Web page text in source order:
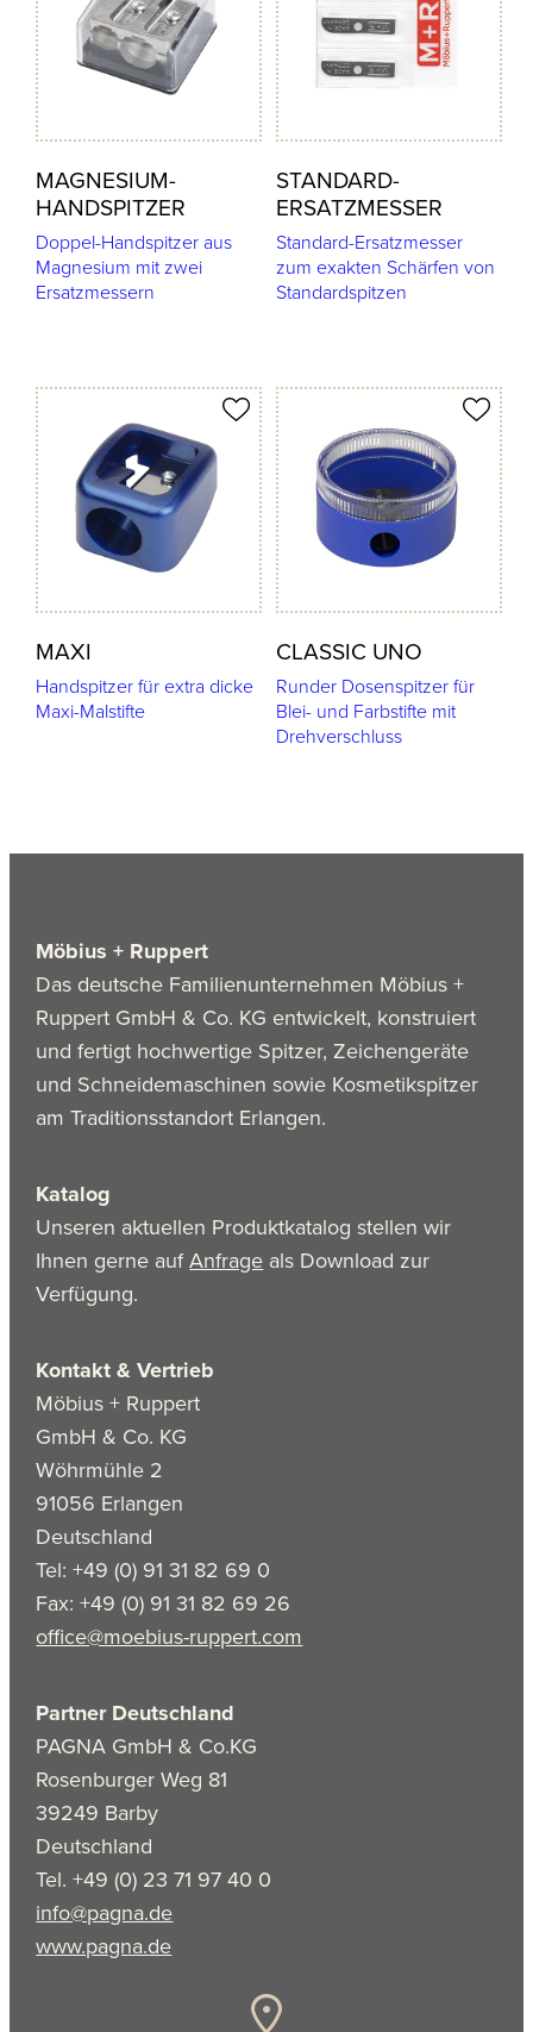
MAGNESIUM-
HANDSPITZER
Doppel-Handspitzer aus
Magnesium mit zwei
Ersatzmessern
STANDARD-
ERSATZMESSER
Standard-Ersatzmesser
zum exakten Schärfen von
Standardspitzen
MAXI
Handspitzer für extra dicke
Maxi-Malstifte
merken
CLASSIC UNO
Runder Dosenspitzer für
Blei- und Farbstifte mit
Drehverschluss
Produkt merken
Möbius + Ruppert
Das deutsche Familienunternehmen Möbius +
Ruppert GmbH & Co. KG entwickelt, konstruiert
und fertigt hochwertige Spitzer, Zeichengeräte
und Schneidemaschinen sowie Kosmetikspitzer
am Traditionsstandort Erlangen.
Katalog
Unseren aktuellen Produktkatalog stellen wir
Ihnen gerne aufAnfrage als Download zur
Verfügung.
Kontakt & Vertrieb
Möbius + Ruppert
GmbH & Co. KG
Wöhrmühle 2
91056 Erlangen
Deutschland
Tel: +49 (0) 91 31 82 69 0
Fax: +49 (0) 91 31 82 69 26
office@moebius-ruppert.com
Partner Deutschland
PAGNA GmbH & Co.KG
Rosenburger Weg 81
39249 Barby
Deutschland
Tel. +49 (0) 23 71 97 40 0
info@pagna.de
www.pagna.de